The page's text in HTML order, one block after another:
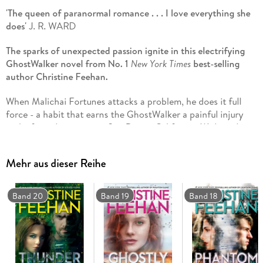
'The queen of paranormal romance . . . I love everything she
does'J. R. WARD
The sparks of unexpected passion ignite in this electrifying
GhostWalker novel from No. 1 New York Times best-selling
author Christine Feehan.
When Malichai Fortunes attacks a problem, he does it full
force - a habit that earns the GhostWalker a painful injury
and a forced vacation in San Diego, California. With nothing
senses come alive.
Amaryllis is kind and warm and sees beyond Malichai's rough
exterior, but he can tell there's something she's hiding. Her
innate healing abilities indicate she might be a GhostWalker -
albeit an untrained one. Malichai doesn't think their crossing
paths is anything more than coincidence, but he can sense
that one wrong word could send Amaryllis running.
Mehr aus dieser Reihe
Band 20 Band 19 Band 18